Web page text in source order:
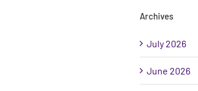
Archives
July 2026
June 2026